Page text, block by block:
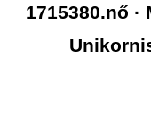
1715380.nő ·